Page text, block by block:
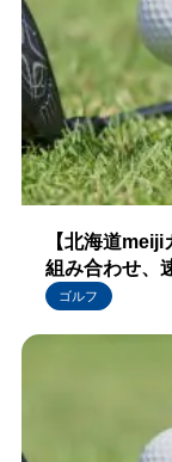
【北海道
組み合わせ、
ゴルフ